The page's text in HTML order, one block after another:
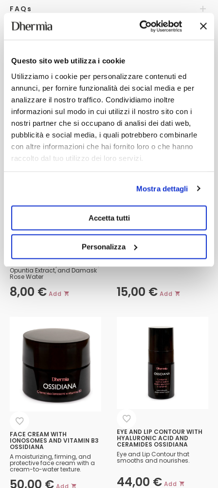
Questo sito web utilizza i cookie
Utilizziamo i cookie per personalizzare contenuti ed
annunci, per fornire funzionalità dei social media e per
analizzare il nostro traffico. Condividiamo inoltre
informazioni sul modo in cui utilizzi il nostro sito con i
nostri partner che si occupano di analisi dei dati web,
pubblicità e social media, i quali potrebbero combinarle
con altre informazioni che hai fornito loro o che hanno
raccolto dal tuo utilizzo dei loro servizi.
Mostra dettagli
Accetta tutti
Personalizza
FAQ s
YOU MAY ALSO LIKE
Opuntia Extract, and Damask
Rose Water
8,00 € Add 15,00 € Add
FACE CREAM WITH
IONOSOMES AND VITAMIN B3
OSSIDIANA
A moisturizing, firming, and
protective face cream with a
cream-to-water texture.
50,00 € Add
EYE AND LIP CONTOUR WITH
HYALURONIC ACID AND
CERAMIDES OSSIDIANA
Eye and Lip Contour that
smooths and nourishes.
44,00 € Add